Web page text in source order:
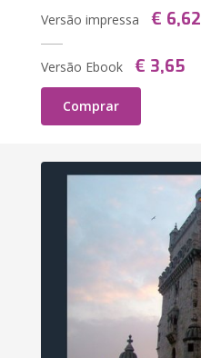
Versão impressa € 6,62
Versão Ebook € 3,65
Comprar